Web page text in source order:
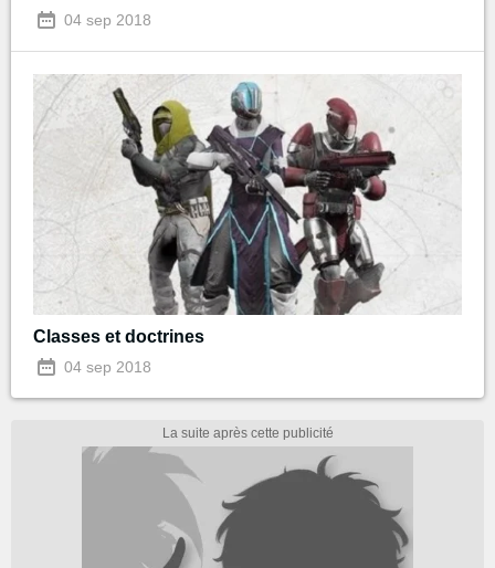
04 sep 2018
Classes et doctrines
04 sep 2018